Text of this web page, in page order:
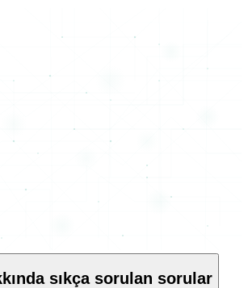
sıkça sorulan sorular